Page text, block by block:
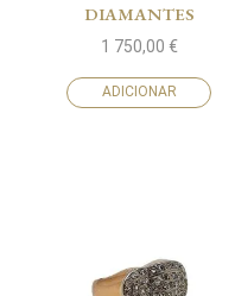
DIAMANTES
1 750,00 €
ADICIONAR